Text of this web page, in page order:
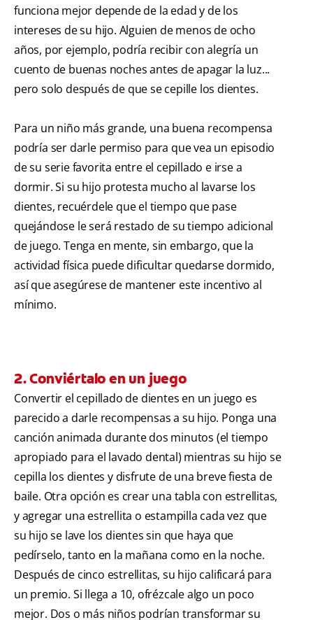
funciona mejor depende de la edad y de los
intereses de su hijo. Alguien de menos de ocho
años, por ejemplo, podría recibir con alegría un
cuento de buenas noches antes de apagar la luz...
pero solo después de que se cepille los dientes.
Para un niño más grande, una buena recompensa
podría ser darle permiso para que vea un episodio
de su serie favorita entre el cepillado e irse a
dormir. Si su hijo protesta mucho al lavarse los
dientes, recuérdele que el tiempo que pase
quejándose le será restado de su tiempo adicional
de juego. Tenga en mente, sin embargo, que la
actividad física puede dificultar quedarse dormido,
así que asegúrese de mantener este incentivo al
mínimo.
2. Conviértalo en un juego
Convertir el cepillado de dientes en un juego es
parecido a darle recompensas a su hijo. Ponga una
canción animada durante dos minutos (el tiempo
apropiado para el lavado dental) mientras su hijo se
cepilla los dientes y disfrute de una breve fiesta de
baile. Otra opción es crear una tabla con estrellitas,
y agregar una estrellita o estampilla cada vez que
su hijo se lave los dientes sin que haya que
pedírselo, tanto en la mañana como en la noche.
Después de cinco estrellitas, su hijo calificará para
un premio. Si llega a 10, ofrézcale algo un poco
mejor. Dos o más niños podrían transformar su